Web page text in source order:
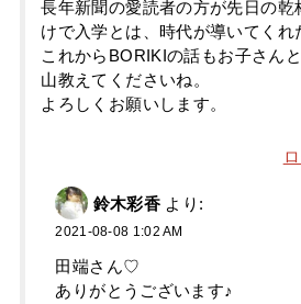
長年新聞の愛読者の方が先日の乾
けで入学とは、時代が導いてくれ
これからBORIKIの話もお子さん
山教えてくださいね。
よろしくお願いします。
鈴木彩香 より:
2021-08-08 1:02 AM
田端さん♡
ありがとうございます♪